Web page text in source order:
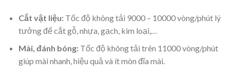
Cắt vật liệu:Tốc độ không tải 9000 – 10000 vòng/phút lý
tưởng để cắt gỗ, nhựa, gạch, kim loại,…
Mài, đánh bóng:Tốc độ không tải trên 11000 vòng/phút
giúp mài nhanh, hiệu quả và ít mòn đĩa mài.